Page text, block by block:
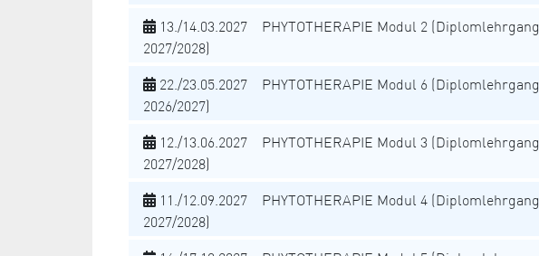
13./14.03.2027 PHYTOTHERAPIE Modul 2 (Diplomlehrgang
2027/2028)
22./23.05.2027 PHYTOTHERAPIE Modul 6 (Diplomlehrgang
2026/2027)
12./13.06.2027 PHYTOTHERAPIE Modul 3 (Diplomlehrgang
2027/2028)
11./12.09.2027 PHYTOTHERAPIE Modul 4 (Diplomlehrgang
2027/2028)